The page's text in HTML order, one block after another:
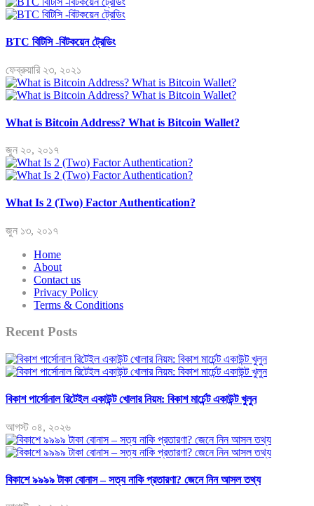
BTC বিটিসি -বিটকয়েন ট্রেডিং
ফেব্রুয়ারি ২৩, ২০২১
What is Bitcoin Address? What is Bitcoin Wallet?
জুন ২০, ২০১৭
What Is 2 (Two) Factor Authentication?
জুন ১৩, ২০১৭
Home
About
Contact us
Privacy Policy
Terms & Conditions
Recent Posts
বিকাশ পার্সোনাল রিটেইল একাউন্ট খোলার নিয়ম: বিকাশ মার্চেন্ট একাউন্ট খুলুন
আগস্ট ০৪, ২০২৬
বিকাশে ৯৯৯৯ টাকা বোনাস – সত্য নাকি প্রতারণা? জেনে নিন আসল তথ্য